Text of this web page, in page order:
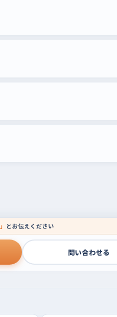
とお伝えください
問い合わせる